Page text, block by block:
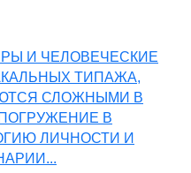
И ЧЕЛОВЕЧЕСКИЕ
ТИПАЖА,
СЛОЖНЫМИ В
В
ЛИЧНОСТИ И